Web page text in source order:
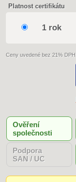
Platnost certifikátu
1 rok
Ceny uvedené bez 21% DPH.
Ověření
společnosti
Podpora
SAN / UC